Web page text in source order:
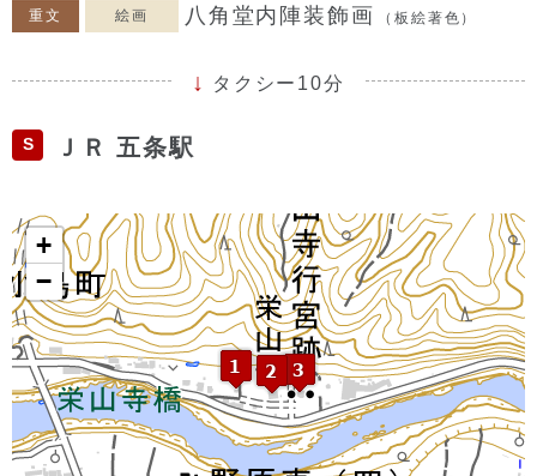
重文 絵画 八角堂内陣装飾画 （板絵著色）
タクシー10分
S ＪＲ 五条駅
+
−